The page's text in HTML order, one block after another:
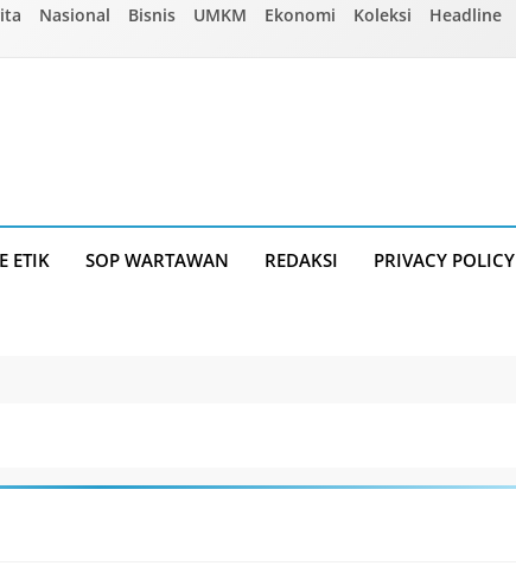
Nasional Bisnis UMKM Ekonomi Koleksi Headline
ETIK SOP WARTAWAN REDAKSI PRIVACY POLICY